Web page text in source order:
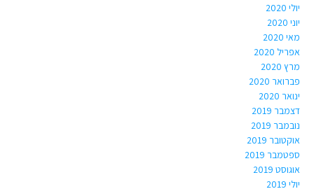
יולי 2020
יוני 2020
מאי 2020
אפריל 2020
מרץ 2020
פברואר 2020
ינואר 2020
דצמבר 2019
נובמבר 2019
אוקטובר 2019
ספטמבר 2019
אוגוסט 2019
יולי 2019